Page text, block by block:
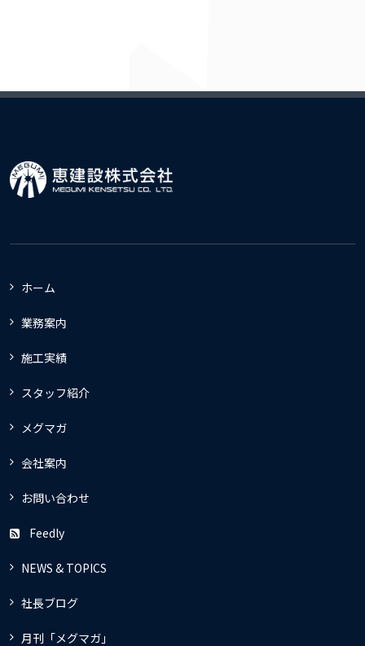
ホーム
業務案内
施工実績
スタッフ紹介
メグマガ
会社案内
お問い合わせ
Feedly
NEWS & TOPICS
社長ブログ
月刊「メグマガ」